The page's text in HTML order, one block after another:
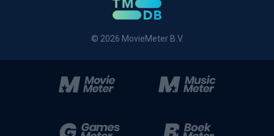
© 2026 MovieMeter B.V.